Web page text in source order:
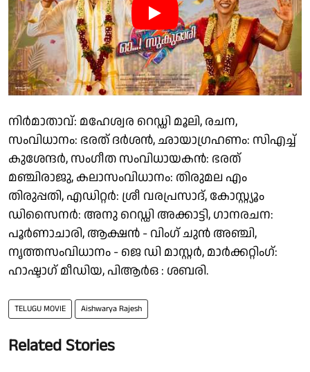
നിർമാതാവ്: മഹേശ്വര റെഡ്ഡി മൂലി, രചന,
സംവിധാനം: ഭരത് ദർശൻ, ഛായാഗ്രഹണം: സിഎച്ച്
കുശേന്ദർ, സംഗീത സംവിധായകൻ: ഭരത്
മഞ്ചിരാജു, കലാസംവിധാനം: തിരുമല എം
തിരുപ്പതി, എഡിറ്റർ: ശ്രീ വരപ്രസാദ്, കോസ്റ്റ്യൂം
ഡിസൈനർ: അനു റെഡ്ഡി അക്കാട്ടി, ഗാനരചന:
പൂർണാചാരി, ആക്ഷൻ - വിംഗ് ചുൻ അഞ്ചി,
നൃത്തസംവിധാനം - ജെ ഡി മാസ്റ്റർ, മാർക്കറ്റിംഗ്:
ഹാഷ്ടാഗ് മീഡിയ, പിആർഒ : ശബരി.
TELUGU MOVIE Aishwarya Rajesh
Related Stories